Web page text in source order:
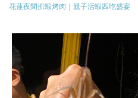
花蓮夜間抓蝦烤肉｜親子活蝦四吃盛宴